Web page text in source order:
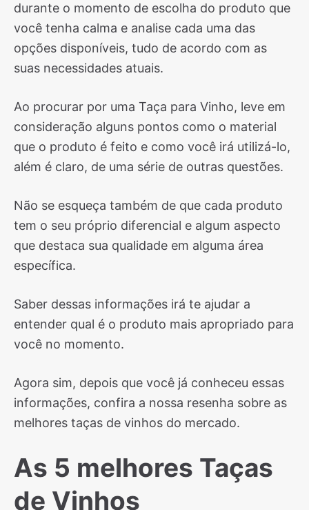
durante o momento de escolha do produto que
você tenha calma e analise cada uma das
opções disponíveis, tudo de acordo com as
suas necessidades atuais.
Ao procurar por uma Taça para Vinho, leve em
consideração alguns pontos como o material
que o produto é feito e como você irá utilizá-lo,
além é claro, de uma série de outras questões.
Não se esqueça também de que cada produto
tem o seu próprio diferencial e algum aspecto
que destaca sua qualidade em alguma área
específica.
Saber dessas informações irá te ajudar a
entender qual é o produto mais apropriado para
você no momento.
Agora sim, depois que você já conheceu essas
informações, confira a nossa resenha sobre as
melhores taças de vinhos do mercado.
As 5 melhores Taças
de Vinhos